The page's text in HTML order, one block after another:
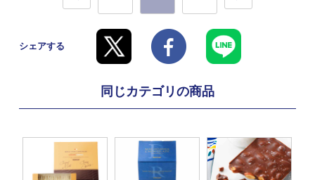
シェアする
同じカテゴリの商品